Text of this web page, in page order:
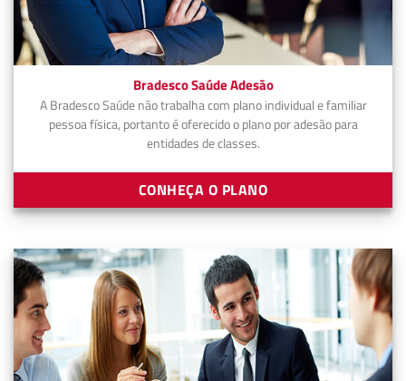
Bradesco Saúde Adesão
A Bradesco Saúde não trabalha com plano individual e familiar
pessoa física, portanto é oferecido o plano por adesão para
entidades de classes.
CONHEÇA O PLANO